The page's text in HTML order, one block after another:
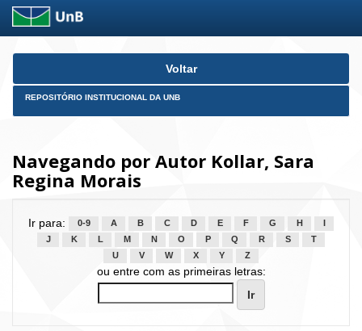
Skip
Voltar
REPOSITÓRIO INSTITUCIONAL DA UNB
Navegando por Autor Kollar, Sara
Regina Morais
Ir para: 0-9 A B C D E F G H
J
K L M N O P Q R S
T
U
V W X Y Z
ou entre com as primeiras letras: